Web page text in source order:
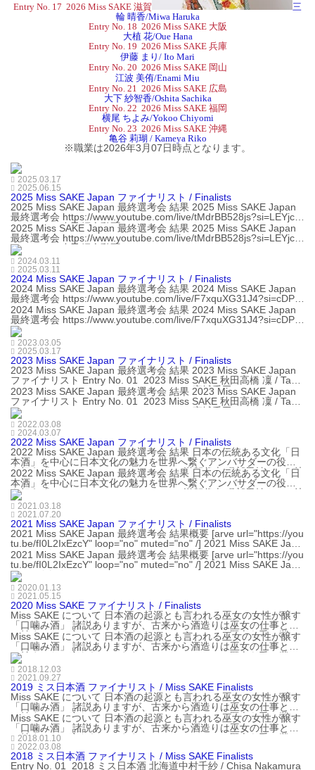
Entry No. 17 2026 Miss SAKE 滋賀
三
輪 晴香/Miwa Haruka
Entry No. 18 2026 Miss SAKE 大阪
大植 花/Oue Hana
Entry No. 19 2026 Miss SAKE 兵庫
伊藤 まり/ Ito Mari
Entry No. 20 2026 Miss SAKE 岡山
江波 美侑/Enami Miu
Entry No. 21 2026 Miss SAKE 広島
大下 紗智香/Oshita Sachika
Entry No. 22 2026 Miss SAKE 福岡
横尾 ちよみ/Yokoo Chiyomi
Entry No. 23 2026 Miss SAKE 沖縄
亀谷 莉瑚 / Kameya Riko
※職業は2026年3月07日時点となります。
2025.03.17
2025.06.15
2025 Miss SAKE Japan ファイナリスト / Finalists
2025 Miss SAKE Japan 最終選考会 結果 2025 Miss SAKE Japan
最終選考会 https://www.youtube.com/live/tMdrBB528js?si=LEYjcB
pfll5pJTbU 自己紹介動画 2025 Miss SAKE...
2025 Miss SAKE Japan 最終選考会 結果 2025 Miss SAKE Japan
最終選考会 https://www.youtube.com/live/tMdrBB528js?si=LEYjcB
2024.03.11
2025.03.11
2024 Miss SAKE Japan ファイナリスト / Finalists
2024 Miss SAKE Japan 最終選考会 結果 2024 Miss SAKE Japan
最終選考会 https://www.youtube.com/live/F7xquXG31J4?si=cDPk
8SPmKOlIQ4Zy 2024 Miss SAKE Japanファイナリスト...
2024 Miss SAKE Japan 最終選考会 結果 2024 Miss SAKE Japan
最終選考会 https://www.youtube.com/live/F7xquXG31J4?si=cDPk
8SPmKOlIQ4Zy 2024 Miss SAKE Japanファイナリスト...
2023.03.05
2025.03.17
2023 Miss SAKE Japan ファイナリスト / Finalists
2023 Miss SAKE Japan 最終選考会 結果 2023 Miss SAKE Japan
ファイナリスト Entry No. 01 2023 Miss SAKE 秋田高橋 凜 / Taka
hashi Rin Entry No. 02 2023 Miss SAKE 宮城千田...
2023 Miss SAKE Japan 最終選考会 結果 2023 Miss SAKE Japan
ファイナリスト Entry No. 01 2023 Miss SAKE 秋田高橋 凜 / Taka
hashi Rin Entry No. 02 2023 Miss SAKE 宮城千田...
2022.03.08
2024.03.07
2022 Miss SAKE Japan ファイナリスト / Finalists
2022 Miss SAKE Japan 最終選考会 結果 日本の伝統ある文化「日
本酒」を中心に日本文化の魅力を世界へ繋ぐアンバサダーの役割
を担う「2022 Miss SAKE Japan」は、滋賀代表 磯部里紗さんに決
まりました。 今回、応募総数約1000名の中から9代目として「2
0...
2022 Miss SAKE Japan 最終選考会 結果 日本の伝統ある文化「日
本酒」を中心に日本文化の魅力を世界へ繋ぐアンバサダーの役割
を担う「2022 Miss SAKE Japan」は、滋賀代表 磯部里紗さんに決
まりました。 今回、応募総数約1000名の中から9代目として「2
0...
2021.03.18
2021.07.20
2021 Miss SAKE Japan ファイナリスト / Finalists
2021 Miss SAKE Japan 最終選考会 結果概要 [arve url="https://you
tu.be/fI0L2IxEzcY" loop="no" muted="no" /] 2021 Miss SAKE Japa
nファイナリスト [arve url="htt...
2021 Miss SAKE Japan 最終選考会 結果概要 [arve url="https://you
tu.be/fI0L2IxEzcY" loop="no" muted="no" /] 2021 Miss SAKE Japa
nファイナリスト [arve url="htt...
2020.01.13
2021.05.15
2020 Miss SAKE ファイナリスト / Finalists
Miss SAKE について 日本酒の起源とも言われる巫女の女性が醸す
「口噛み酒」 諸説ありますが、古来から酒造りは巫女の仕事とし
て始まったと言われています。 Miss SAKEはこの歴史を受け継
ぎ、現代での日本酒と日本文化の発展に寄与するために誕生しま
した。 [arve url="http...
Miss SAKE について 日本酒の起源とも言われる巫女の女性が醸す
「口噛み酒」 諸説ありますが、古来から酒造りは巫女の仕事とし
て始まったと言われています。 Miss SAKEはこの歴史を受け継
ぎ、現代での日本酒と日本文化の発展に寄与するために誕生しま
した。 [arve url="http...
2018.12.03
2021.09.27
2019 ミス日本酒 ファイナリスト / Miss SAKE Finalists
Miss SAKE について 日本酒の起源とも言われる巫女の女性が醸す
「口噛み酒」 諸説ありますが、古来から酒造りは巫女の仕事とし
て始まったと言われています。 Miss SAKEはこの歴史を受け継
ぎ、現代での日本酒と日本文化の発展に寄与するために誕生しま
した。 [arve url="http...
Miss SAKE について 日本酒の起源とも言われる巫女の女性が醸す
「口噛み酒」 諸説ありますが、古来から酒造りは巫女の仕事とし
て始まったと言われています。 Miss SAKEはこの歴史を受け継
ぎ、現代での日本酒と日本文化の発展に寄与するために誕生しま
した。 [arve url="http...
2018.01.10
2022.03.08
2018 ミス日本酒 ファイナリスト / Miss SAKE Finalists
Entry No. 01 2018 ミス日本酒 北海道中村千紗 / Chisa Nakamura